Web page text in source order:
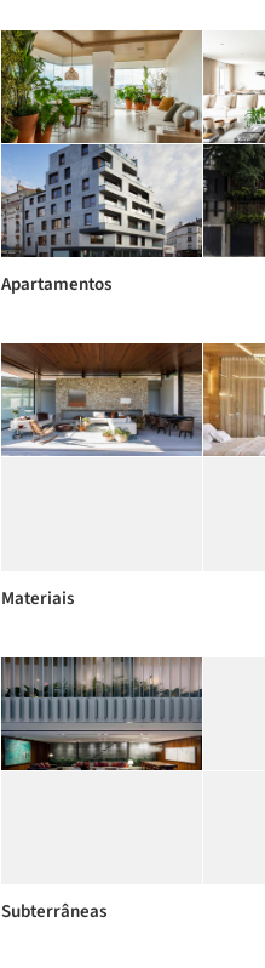
Apartamentos
Materiais
Subterrâneas